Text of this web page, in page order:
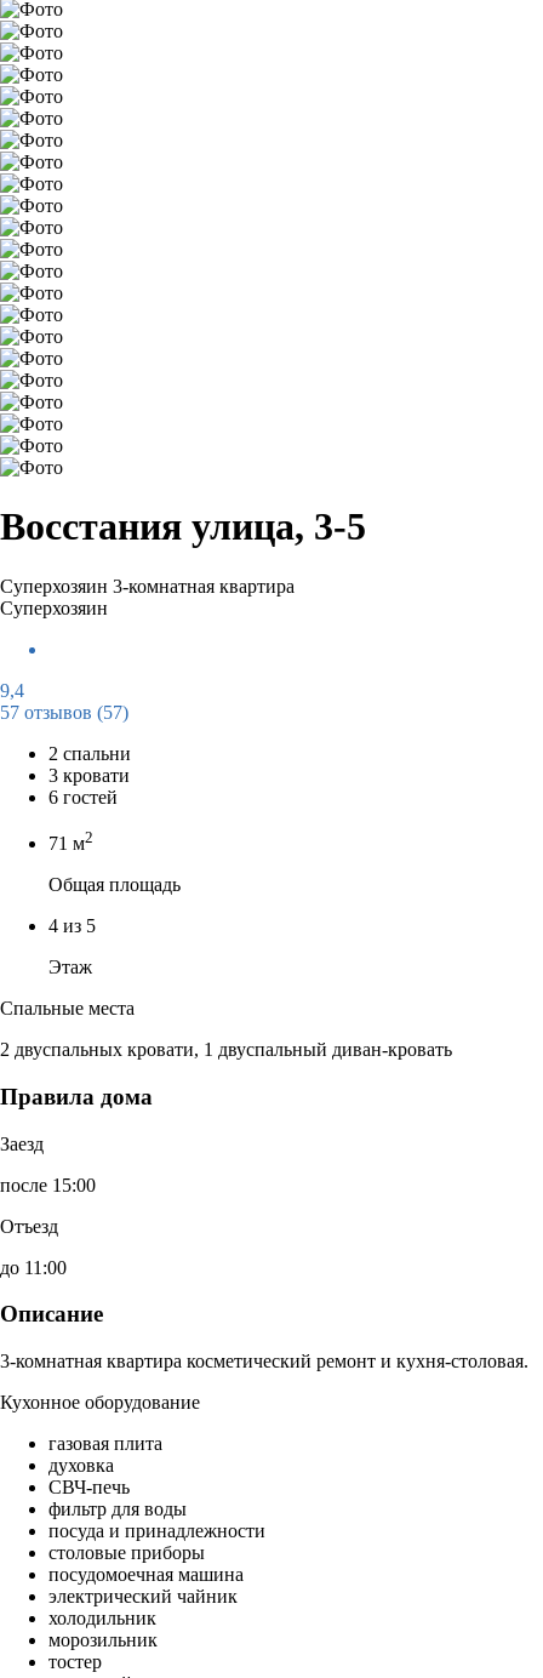
Восстания улица, 3-5
Суперхозяин 3-комнатная квартира
Суперхозяин
9,4
57 отзывов (57)
2 спальни
3 кровати
6 гостей
71 м2
Общая площадь
4 из 5
Этаж
Спальные места
2 двуспальных кровати, 1 двуспальный диван-кровать
Правила дома
Заезд
после 15:00
Отъезд
до 11:00
Описание
3-комнатная квартира косметический ремонт и кухня-столовая.
Кухонное оборудование
газовая плита
духовка
СВЧ-печь
фильтр для воды
посуда и принадлежности
столовые приборы
посудомоечная машина
электрический чайник
холодильник
морозильник
тостер